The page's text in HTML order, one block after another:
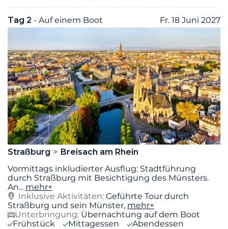
Tag 2 - Auf einem Boot Fr. 18 Juni 2027
Straßburg
Breisach am Rhein
Vormittags inkludierter Ausflug: Stadtführung
durch Straßburg mit Besichtigung des Münsters.
An... mehr+
Inklusive Aktivitäten: Geführte Tour durch
Straßburg und sein Münster, mehr+
Unterbringung: Übernachtung auf dem Boot
Frühstück
Mittagessen Abendessen